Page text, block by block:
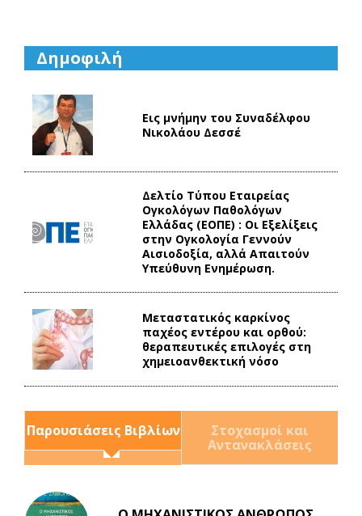
Δημοφιλή
Εις μνήμην του Συναδέλφου
Νικολάου Δεσσέ
Δελτίο Τύπου Eταιρείας
Ογκολόγων Παθολόγων
Ελλάδας (ΕΟΠΕ) : Οι Εξελίξεις
στην Ογκολογία Γεννούν
Αισιοδοξία, αλλά Απαιτούν
Υπεύθυνη Ενημέρωση.
Mεταστατικός καρκίνος
παχέος εντέρου και ορθού:
θεραπευτικές επιλογές στη
χημειοανθεκτική νόσο
Παρουσιάσεις Βιβλίων
Στοχασμοί και
Αντανακλάσεις